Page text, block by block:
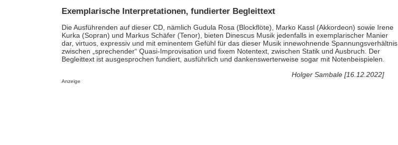
Exemplarische Interpretationen, fundierter Begleittext
Die Ausführenden auf dieser CD, nämlich Gudula Rosa (Blockflöte), Marko Kassl (Akkordeon) sowie Irene
Kurka (Sopran) und Markus Schäfer (Tenor), bieten Dinescus Musik jedenfalls in exemplarischer Manier
dar, virtuos, expressiv und mit eminentem Gefühl für das dieser Musik innewohnende Spannungsverhältnis
zwischen „sprechender“ Quasi-Improvisation und fixem Notentext, zwischen Statik und Ausbruch. Der
Begleittext ist ausgesprochen fundiert, ausführlich und dankenswerterweise sogar mit Notenbeispielen.
Holger Sambale [16.12.2022]
Anzeige